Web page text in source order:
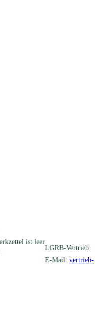
ist leer
LGRB-Vertrieb
E-Mail: vertrieb-